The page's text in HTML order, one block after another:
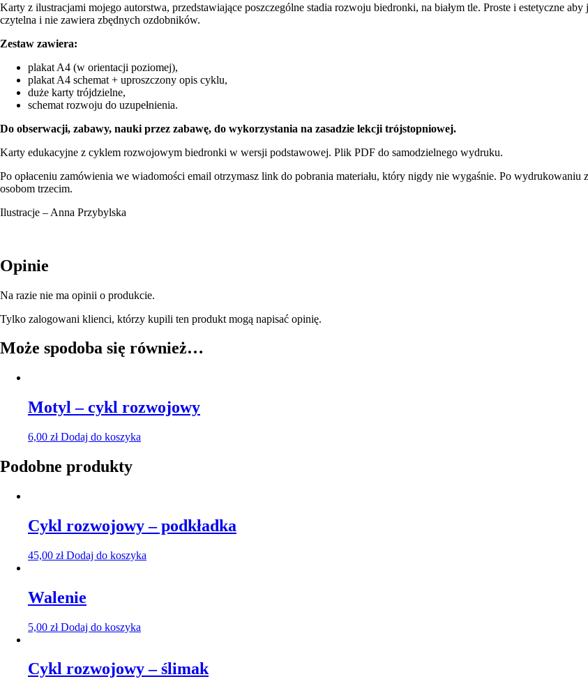
Karty z ilustracjami mojego autorstwa, przedstawiające poszczególne stadia rozwoju biedronki, na białym tle. Proste i estetyczne
czytelna i nie zawiera zbędnych ozdobników.
Zestaw zawiera:
plakat A4 (w orientacji poziomej),
plakat A4 schemat + uproszczony opis cyklu,
duże karty trójdzielne,
schemat rozwoju do uzupełnienia.
Do obserwacji, zabawy, nauki przez zabawę, do wykorzystania na zasadzie lekcji trójstopniowej.
Karty edukacyjne z cyklem rozwojowym biedronki w wersji podstawowej. Plik PDF do samodzielnego wydruku.
Po opłaceniu zamówienia we wiadomości email otrzymasz link do pobrania materiału, który nigdy nie wygaśnie. Po
osobom trzecim.
Ilustracje – Anna Przybylska
Opinie
Na razie nie ma opinii o produkcie.
Tylko zalogowani klienci, którzy kupili ten produkt mogą napisać opinię.
Może spodoba się również…
Motyl – cykl rozwojowy
6,00 zł Dodaj do koszyka
Podobne produkty
Cykl rozwojowy – podkładka
45,00 zł Dodaj do koszyka
Walenie
5,00 zł Dodaj do koszyka
Cykl rozwojowy – ślimak